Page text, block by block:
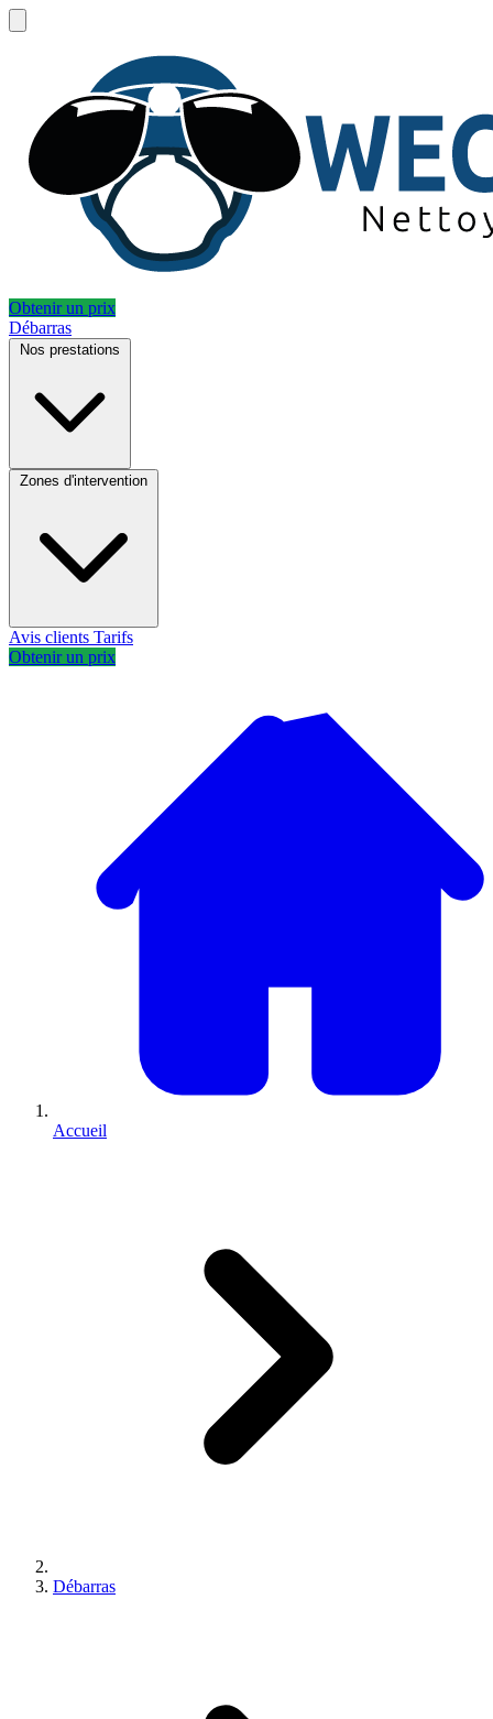
Obtenir un prix
Débarras
Nos prestations
Zones d'intervention
Avis clients Tarifs
Obtenir un prix
Accueil
Débarras